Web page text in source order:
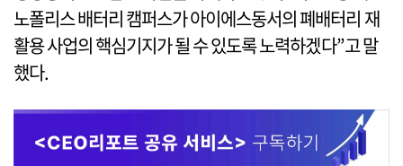
노폴리스 배터리 캠퍼스가 아이에스동서의 폐배터리 재
활용 사업의 핵심기지가 될 수 있도록 노력하겠다”고 말
했다.